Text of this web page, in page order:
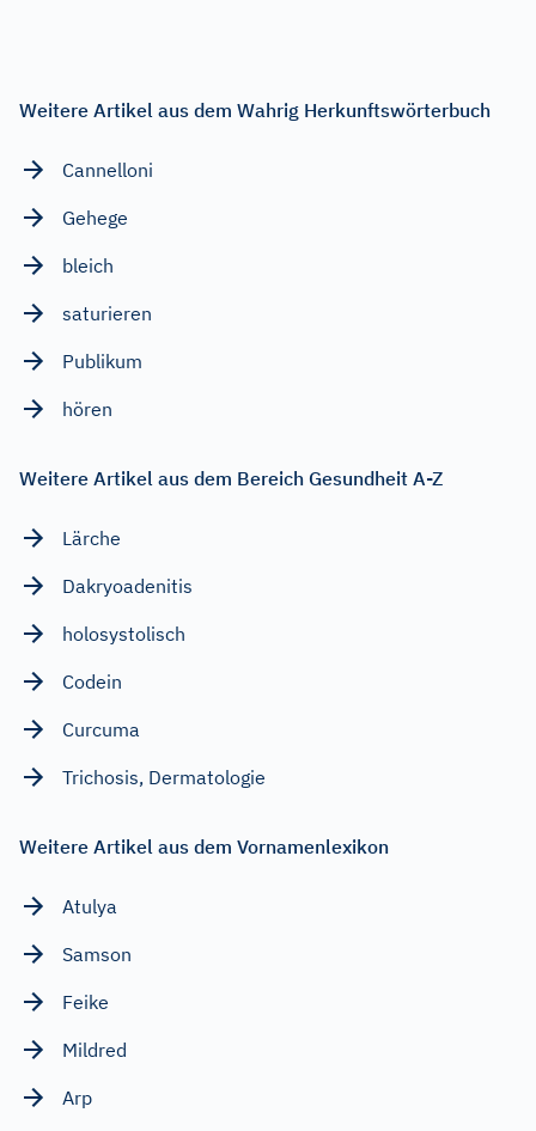
Weitere Artikel aus dem Wahrig Herkunftswörterbuch
Cannelloni
Gehege
bleich
saturieren
Publikum
hören
Weitere Artikel aus dem Bereich Gesundheit A-Z
Lärche
Dakryoadenitis
holosystolisch
Codein
Curcuma
Trichosis, Dermatologie
Weitere Artikel aus dem Vornamenlexikon
Atulya
Samson
Feike
Mildred
Arp